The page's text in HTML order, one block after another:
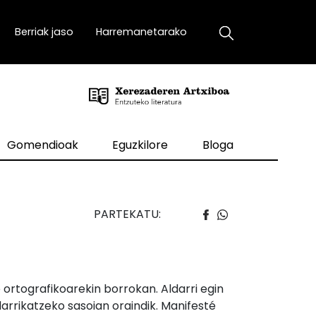
Berriak jaso Harremanetarako
Gomendioak Eguzkilore Bloga
PARTEKATU:
borrokan. Aldarri egin
sasoian oraindik. Manifesté